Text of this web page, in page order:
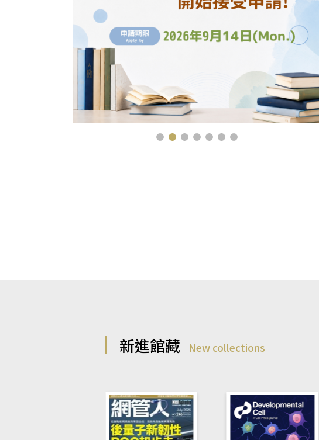
新進館藏 New collections